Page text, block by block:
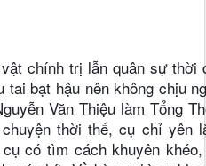
chính trị lẫn quân sự
tai bạt hậu nên không chịu
Văn Thiệu làm Tổng
thời thế, cụ chỉ yên
có tìm cách khuyên